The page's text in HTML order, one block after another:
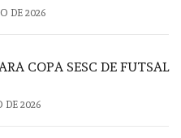
DE 2026
COPA SESC DE FUTSAL
DE 2026